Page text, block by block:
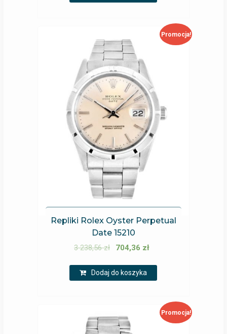
Promocja!
Repliki Rolex Oyster Perpetual
Date 15210
3 238,56zł 704,36 zł
Dodaj do koszyka
Promocja!